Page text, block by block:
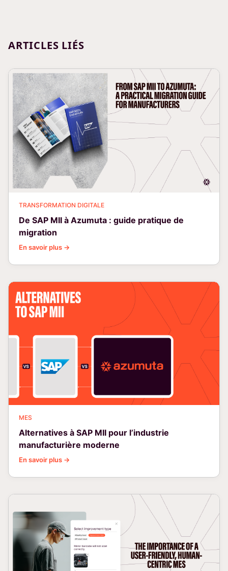
ARTICLES LIÉS
TRANSFORMATION DIGITALE
De SAP MII à Azumuta : guide pratique de
migration
En savoir plus →
MES
Alternatives à SAP MII pour l’industrie
manufacturière moderne
En savoir plus →